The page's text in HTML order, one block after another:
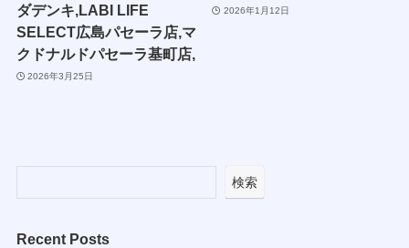
ダデンキ,LABI LIFE
SELECT広島パセーラ店,マ
クドナルドパセーラ基町店,
2026年3月25日
2026年1月12日
検索
Recent Posts